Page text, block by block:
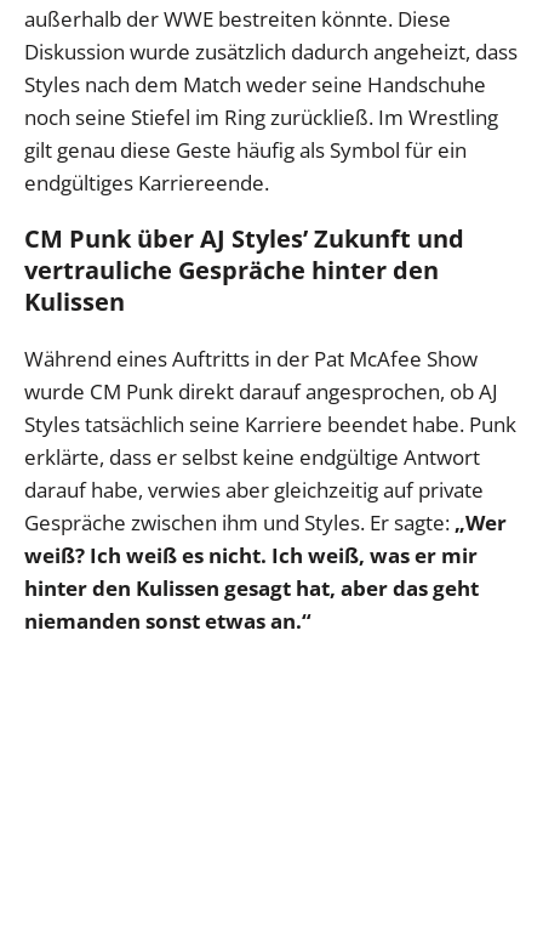
außerhalb der WWE bestreiten könnte. Diese
Diskussion wurde zusätzlich dadurch angeheizt, dass
Styles nach dem Match weder seine Handschuhe
noch seine Stiefel im Ring zurückließ. Im Wrestling
gilt genau diese Geste häufig als Symbol für ein
endgültiges Karriereende.
CM Punk über AJ Styles’ Zukunft und
vertrauliche Gespräche hinter den
Kulissen
Während eines Auftritts in der Pat McAfee Show
wurde CM Punk direkt darauf angesprochen, ob AJ
Styles tatsächlich seine Karriere beendet habe. Punk
erklärte, dass er selbst keine endgültige Antwort
darauf habe, verwies aber gleichzeitig auf private
Gespräche zwischen ihm und Styles. Er sagte: „Wer
weiß? Ich weiß es nicht. Ich weiß, was er mir
hinter den Kulissen gesagt hat, aber das geht
niemanden sonst etwas an.“